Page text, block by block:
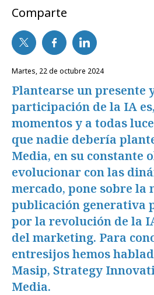
Comparte
martes, 22 de octubre 2024
Plantearse un presente
participación de la IA
momentos y a todas
que nadie debería
Media, en su constante
evolucionar con las
mercado, pone sobre la
publicación generativa
por la revolución de la
del marketing. Para
entresijos hemos
Masip, Strategy
Media.